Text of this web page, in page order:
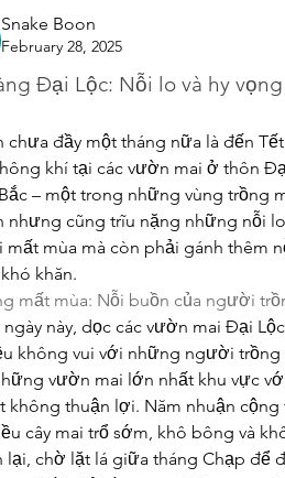
Snake Boon
February 28, 2025
Đại Lộc: Nỗi lo và hy
chưa đầy một tháng nữa là đến
khí tại các vườn mai ở thôn
– một trong những vùng trồng
nhưng cũng trĩu nặng những nỗi
mất mùa mà còn phải gánh thêm
khăn.
mất mùa: Nỗi buồn của người
này, dọc các vườn mai Đại
không vui với những người trồng
vườn mai lớn nhất khu vực
không thuận lợi. Năm nhuận
cây mai trổ sớm, khô bông và
lại, chờ lặt lá giữa tháng Chạp để